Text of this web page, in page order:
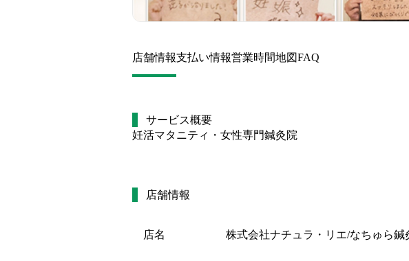
店舗情報支払い情報営業時間地図FAQ
サービス概要
妊活マタニティ・女性専門鍼灸院
店舗情報
店名 株式会社ナチュラ・リエ/なちゅら鍼